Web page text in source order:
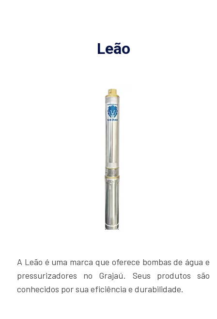
Leão
A Leão é uma marca que oferece bombas de água e
pressurizadores no Grajaú. Seus produtos são
conhecidos por sua eficiência e durabilidade.